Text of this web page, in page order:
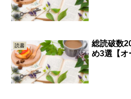
読書
総読破数
め3選【オ